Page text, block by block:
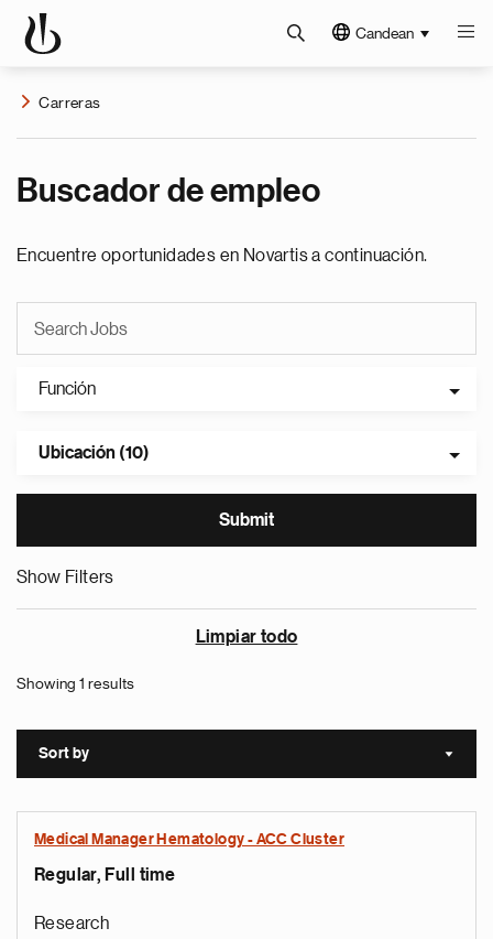
Candean
Carreras
Buscador de empleo
Encuentre oportunidades en Novartis a continuación.
Función
Ubicación (10)
Show Filters
Limpiar todo
Showing 1 results
Sort by Sort
Medical Manager Hematology - ACC Cluster
Regular, Full time
Research